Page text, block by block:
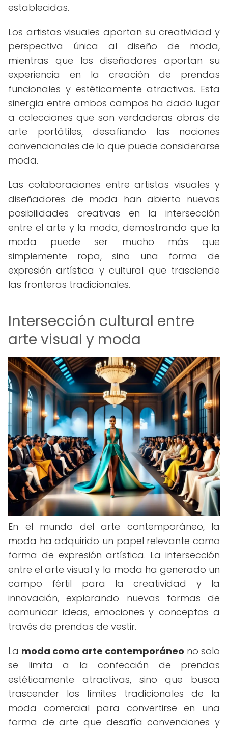
establecidas.
Los artistas visuales aportan su creatividad y
perspectiva única al diseño de moda,
mientras que los diseñadores aportan su
experiencia en la creación de prendas
funcionales y estéticamente atractivas. Esta
sinergia entre ambos campos ha dado lugar
a colecciones que son verdaderas obras de
arte portátiles, desafiando las nociones
convencionales de lo que puede considerarse
moda.
Las colaboraciones entre artistas visuales y
diseñadores de moda han abierto nuevas
posibilidades creativas en la intersección
entre el arte y la moda, demostrando que la
moda puede ser mucho más que
simplemente ropa, sino una forma de
expresión artística y cultural que trasciende
las fronteras tradicionales.
Intersección cultural entre
arte visual y moda
En el mundo del arte contemporáneo, la
moda ha adquirido un papel relevante como
forma de expresión artística. La intersección
entre el arte visual y la moda ha generado un
campo fértil para la creatividad y la
innovación, explorando nuevas formas de
comunicar ideas, emociones y conceptos a
través de prendas de vestir.
La moda como arte contemporáneo no solo
se limita a la confección de prendas
estéticamente atractivas, sino que busca
trascender los límites tradicionales de la
moda comercial para convertirse en una
forma de arte que desafía convenciones y